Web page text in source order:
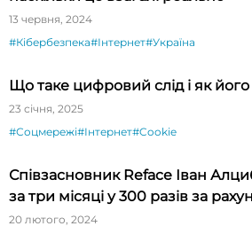
13 червня, 2024
#Кібербезпека#Інтернет#Україна
Що таке цифровий слід і як його
23 січня, 2025
#Соцмережі#Інтернет#Cookie
Співзасновник Reface Іван
за три місяці у 300 разів за
новизни»
20 лютого, 2024